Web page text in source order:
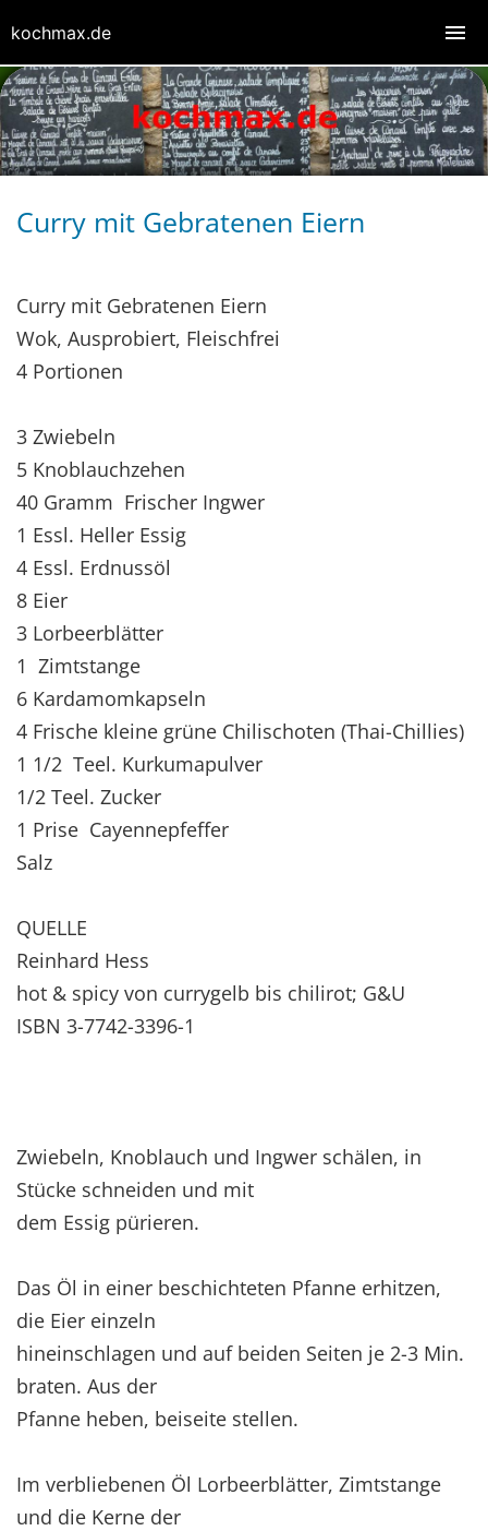
Curry mit Gebratenen Eiern
Curry mit Gebratenen Eiern
Wok, Ausprobiert, Fleischfrei
4 Portionen
3 Zwiebeln
5 Knoblauchzehen
40 Gramm Frischer Ingwer
1 Essl. Heller Essig
4 Essl. Erdnussöl
8 Eier
3 Lorbeerblätter
1 Zimtstange
6 Kardamomkapseln
4 Frische kleine grüne Chilischoten (Thai-Chillies)
1 1/2 Teel. Kurkumapulver
1/2 Teel. Zucker
1 Prise Cayennepfeffer
Salz
QUELLE
Reinhard Hess
hot & spicy von currygelb bis chilirot; G&U
ISBN 3-7742-3396-1
Zwiebeln, Knoblauch und Ingwer schälen, in
Stücke schneiden und mit
dem Essig pürieren.
Das Öl in einer beschichteten Pfanne erhitzen,
die Eier einzeln
hineinschlagen und auf beiden Seiten je 2-3 Min.
braten. Aus der
Pfanne heben, beiseite stellen.
Im verbliebenen Öl Lorbeerblätter, Zimtstange
und die Kerne der
kochmax.de